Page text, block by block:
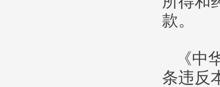
款。
《
条违反